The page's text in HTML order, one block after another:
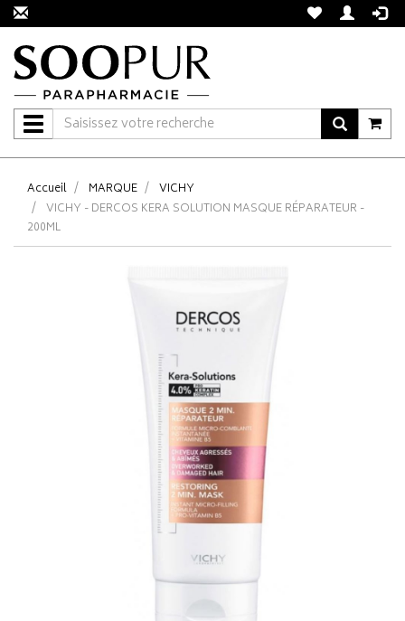
Navigation
Accueil MARQUE
VICHY
VICHY - DERCOS KERA SOLUTION MASQUE RÉPARATEUR -
200ML